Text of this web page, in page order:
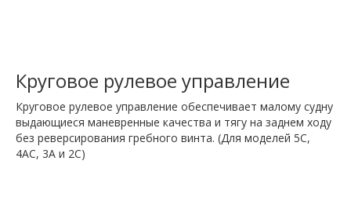
Круговое рулевое управление
Круговое рулевое управление обеспечивает малому судну
выдающиеся маневренные качества и тягу на заднем ходу
без реверсирования гребного винта. (Для моделей 5C,
4AC, 3A и 2C)